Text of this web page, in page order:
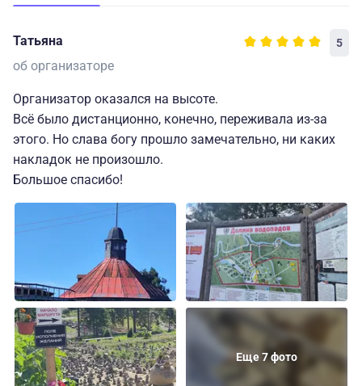
Татьяна 5
об организаторе
Организатор оказался на высоте.
Всё было дистанционно, конечно, переживала из-за
этого. Но слава богу прошло замечательно, ни каких
накладок не произошло.
Большое спасибо!
Еще 7 фото